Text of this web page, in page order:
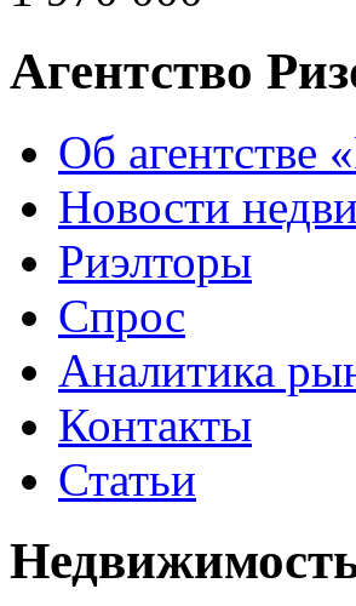
Агентство
Об агентстве
Новости
Риэлторы
Спрос
Аналитика
Контакты
Статьи